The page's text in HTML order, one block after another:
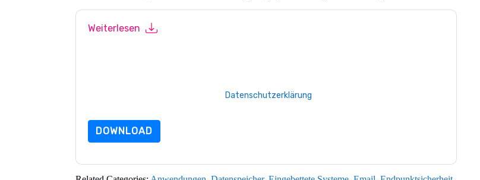
Weiterlesen
Datenschutzerklärung
DOWNLOAD